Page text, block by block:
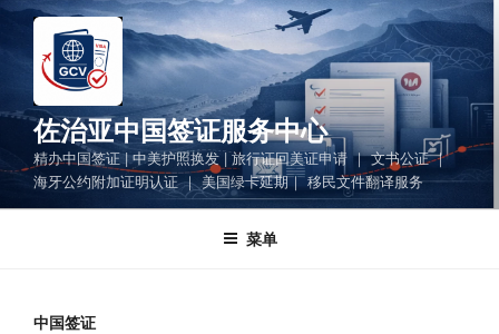
跳
佐治亚中国签证服务中心
精办中国签证 | 中美护照换发 | 旅行证回美证申请 ｜ 文书公证 ｜
海牙公约附加证明认证 ｜ 美国绿卡延期｜ 移民文件翻译服务
菜单
中国签证